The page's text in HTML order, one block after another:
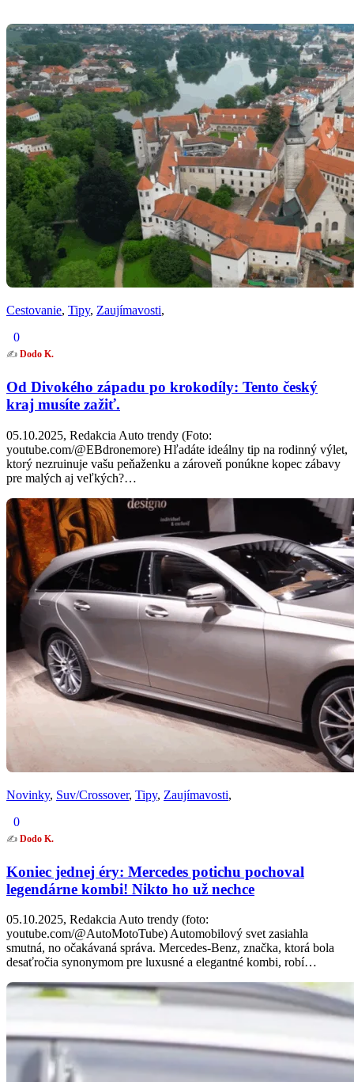
Cestovanie, Tipy, Zaujímavosti,
0
✍️ Dodo K.
Od Divokého západu po krokodíly: Tento český
kraj musíte zažiť.
05.10.2025, Redakcia Auto trendy (Foto:
youtube.com/@EBdronemore) Hľadáte ideálny tip na rodinný výlet,
ktorý nezruinuje vašu peňaženku a zároveň ponúkne kopec zábavy
pre malých aj veľkých?…
Novinky, Suv/Crossover, Tipy, Zaujímavosti,
0
✍️ Dodo K.
Koniec jednej éry: Mercedes potichu pochoval
legendárne kombi! Nikto ho už nechce
05.10.2025, Redakcia Auto trendy (foto:
youtube.com/@AutoMotoTube) Automobilový svet zasiahla
smutná, no očakávaná správa. Mercedes-Benz, značka, ktorá bola
desaťročia synonymom pre luxusné a elegantné kombi, robí…